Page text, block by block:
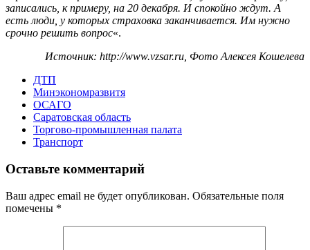
записались, к примеру, на 20 декабря. И спокойно ждут. А
есть люди, у которых страховка заканчивается. Им нужно
срочно решить вопрос«.
Источник: http://www.vzsar.ru, Фото Алексея Кошелева
ДТП
Минэкономразвитя
ОСАГО
Саратовская область
Торгово-промышленная палата
Транспорт
Оставьте комментарий
Ваш адрес email не будет опубликован. Обязательные поля
помечены *